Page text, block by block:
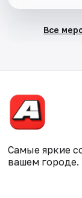
Все
Самые яркие
вашем городе.